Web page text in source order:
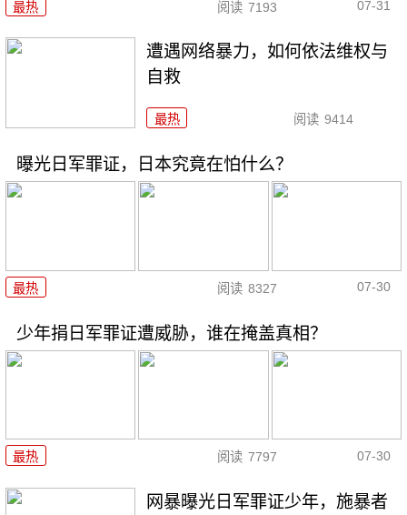
最热 阅读 7193 07-31
遭遇网络暴力，如何依法维权与
自救
最热 阅读 9414
曝光日军罪证，日本究竟在怕什么？
最热 阅读 8327 07-30
少年捐日军罪证遭威胁，谁在掩盖真相？
最热 阅读 7797 07-30
网暴曝光日军罪证少年，施暴者